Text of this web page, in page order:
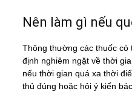
Nên làm gì nếu
Thông thường các thuốc có
định nghiêm ngặt về thời
nếu thời gian quá xa thời
thủ đúng hoặc hỏi ý kiến